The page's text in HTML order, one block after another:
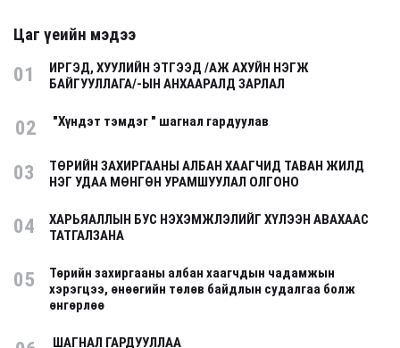
Цаг үеийн мэдээ
01
ИРГЭД, ХУУЛИЙН ЭТГЭЭД /АЖ АХУЙН НЭГЖ
БАЙГУУЛЛАГА/-ЫН АНХААРАЛД ЗАРЛАЛ
02 "Хүндэт тэмдэг " шагнал гардуулав
03
ТӨРИЙН ЗАХИРГААНЫ АЛБАН ХААГЧИД ТАВАН ЖИЛД
НЭГ УДАА МӨНГӨН УРАМШУУЛАЛ ОЛГОНО
04
ХАРЬЯАЛЛЫН БУС НЭХЭМЖЛЭЛИЙГ ХҮЛЭЭН АВАХААС
ТАТГАЛЗАНА
05
Төрийн захиргааны албан хаагчдын чадамжын
хэрэгцээ, өнөөгийн төлөв байдлын судалгаа болж
өнгөрлөө
ШАГНАЛ ГАРДУУЛЛАА